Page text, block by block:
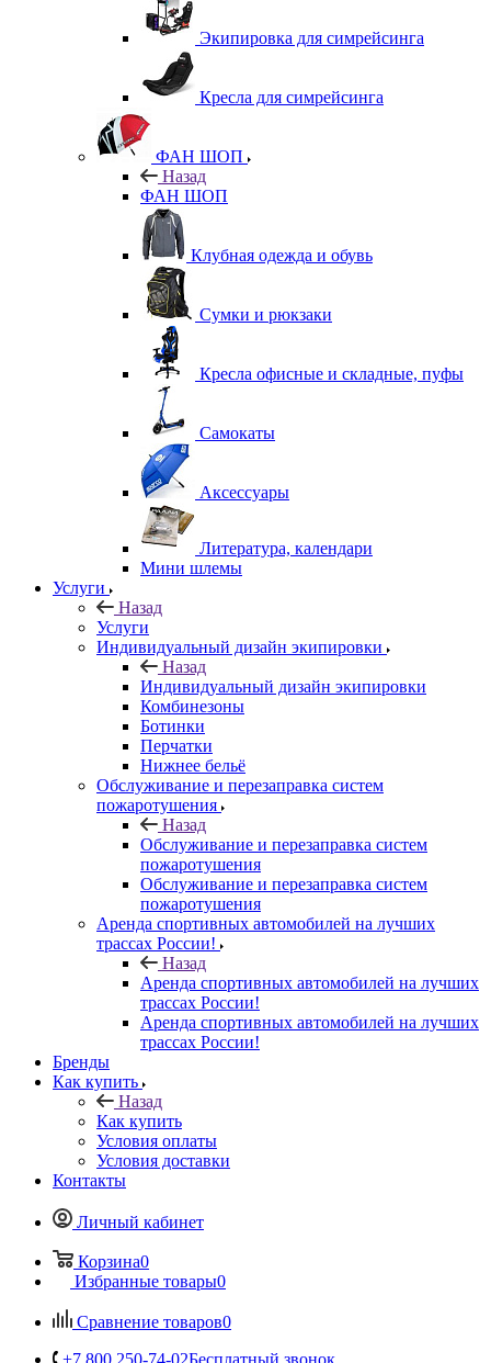
Экипировка для симрейсинга
Кресла для симрейсинга
ФАН ШОП
Назад
ФАН ШОП
Клубная одежда и обувь
Сумки и рюкзаки
Кресла офисные и складные, пуфы
Самокаты
Аксессуары
Литература, календари
Мини шлемы
Услуги
Назад
Услуги
Индивидуальный дизайн экипировки
Назад
Индивидуальный дизайн экипировки
Комбинезоны
Ботинки
Перчатки
Нижнее бельё
Обслуживание и перезаправка систем
пожаротушения
Назад
Обслуживание и перезаправка систем
пожаротушения
Обслуживание и перезаправка систем
пожаротушения
Аренда спортивных автомобилей на лучших
трассах России!
Назад
Аренда спортивных автомобилей на лучших
трассах России!
Аренда спортивных автомобилей на лучших
трассах России!
Бренды
Как купить
Назад
Как купить
Условия оплаты
Условия доставки
Контакты
Личный кабинет
Корзина0
Избранные товары0
Сравнение товаров0
+7 800 250-74-02Бесплатный звонок